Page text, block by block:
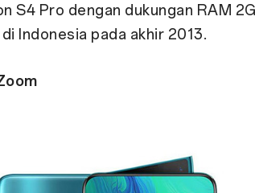
S4 Pro dengan dukungan RAM
Indonesia pada akhir 2013.